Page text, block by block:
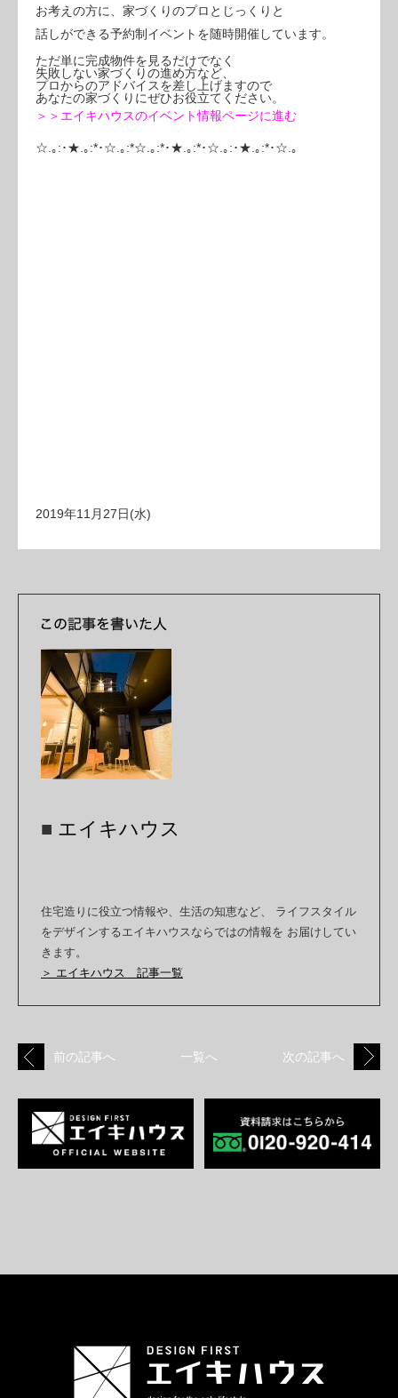
お考えの方に、家づくりのプロとじっくりと
話しができる予約制イベントを随時開催しています。
ただ単に完成物件を見るだけでなく
失敗しない家づくりの進め方など、
プロからのアドバイスを差し上げますので
あなたの家づくりにぜひお役立てください。
＞＞エイキハウスのイベント情報ページに進む
☆.｡:･★.｡:*･☆.｡:*☆.｡:*･★.｡:*･☆.｡:･★.｡:*･☆.｡
2019年11月27日(水)
■ エイキハウス
住宅造りに役立つ情報や、生活の知恵など、 ライフスタイル
をデザインするエイキハウスならではの情報を お届けしてい
きます。
＞ エイキハウス 記事一覧
前の記事へ 一覧へ 次の記事へ